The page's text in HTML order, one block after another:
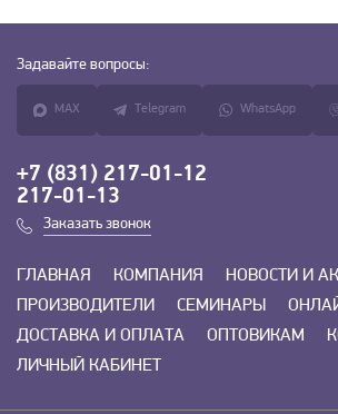
Задавайте вопросы:
MAX Telegram WhatsApp
+7 (831) 217-01-12
217-01-13
Заказать звонок
ГЛАВНАЯ КОМПАНИЯ НОВОСТИ И
ПРОИЗВОДИТЕЛИ
СЕМИНАРЫ
ДОСТАВКА И ОПЛАТА
ОПТОВИКАМ
ЛИЧНЫЙ КАБИНЕТ